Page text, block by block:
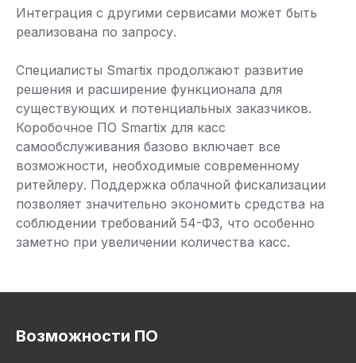
Интеграция с другими сервисами может быть
реализована по запросу.
Специалисты Smartix продолжают развитие
решения и расширение функционала для
существующих и потенциальных заказчиков.
Коробочное ПО Smartix для касс
самообслуживания базово включает все
возможности, необходимые современному
ритейлеру. Поддержка облачной фискализации
позволяет значительно экономить средства на
соблюдении требований 54-ФЗ, что особенно
заметно при увеличении количества касс.
Возможности ПО